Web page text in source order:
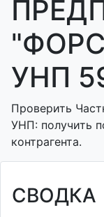
УНП
Проверить
УНП: получить
контрагента.
СВОДКА